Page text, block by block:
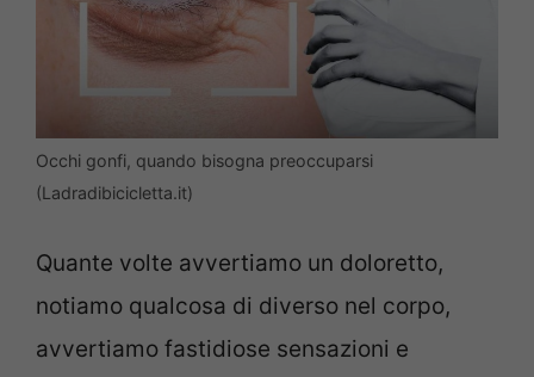
Occhi gonfi, quando bisogna preoccuparsi
(Ladradibicicletta.it)
Quante volte avvertiamo un doloretto,
notiamo qualcosa di diverso nel corpo,
avvertiamo fastidiose sensazioni e